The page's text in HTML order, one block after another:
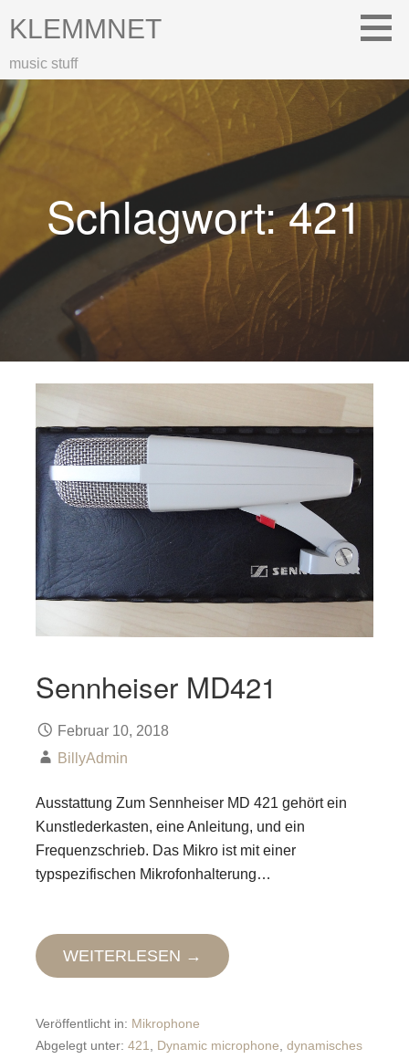
Inhalt
KLEMMNET
music stuff
Schlagwort: 421
Sennheiser MD421
Februar 10, 2018
BillyAdmin
Ausstattung Zum Sennheiser MD 421 gehört ein
Kunstlederkasten, eine Anleitung, und ein
Frequenzschrieb. Das Mikro ist mit einer
typspezifischen Mikrofonhalterung…
WEITERLESEN →
Veröffentlicht in: Mikrophone
Abgelegt unter: 421, Dynamic microphone, dynamisches